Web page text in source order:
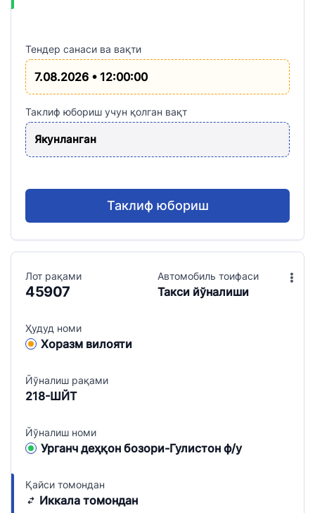
Тендер санаси ва вақти
7.08.2026 • 12:00:00
Таклиф юбориш учун қолган вақт
Якунланган
Таклиф юбориш
Лот рақами
45907
Ҳудуд номи
Хоразм вилояти
Йўналиш рақами
218-ШЙТ
Йўналиш номи
Урганч деҳқон бозори-Гулистон ф/у
Aвтомобиль тоифаси
Такси йўналиши
Қайси томондан
Иккала томондан